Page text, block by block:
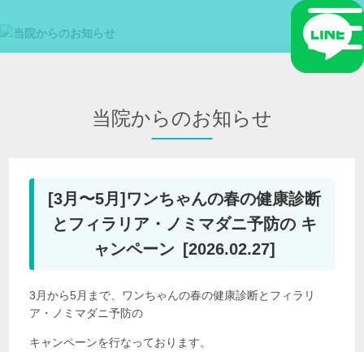
当院からのお知らせ
[3月〜5月]ワンちゃんの春の健康診断
とフィラリア・ノミマダニ予防の キ
ャンペーン
[2026.02.27]
3月から5月まで、ワンちゃんの春の健康診断とフィラリ
ア・ノミマダニ予防の
キャンペーンを行なっております。